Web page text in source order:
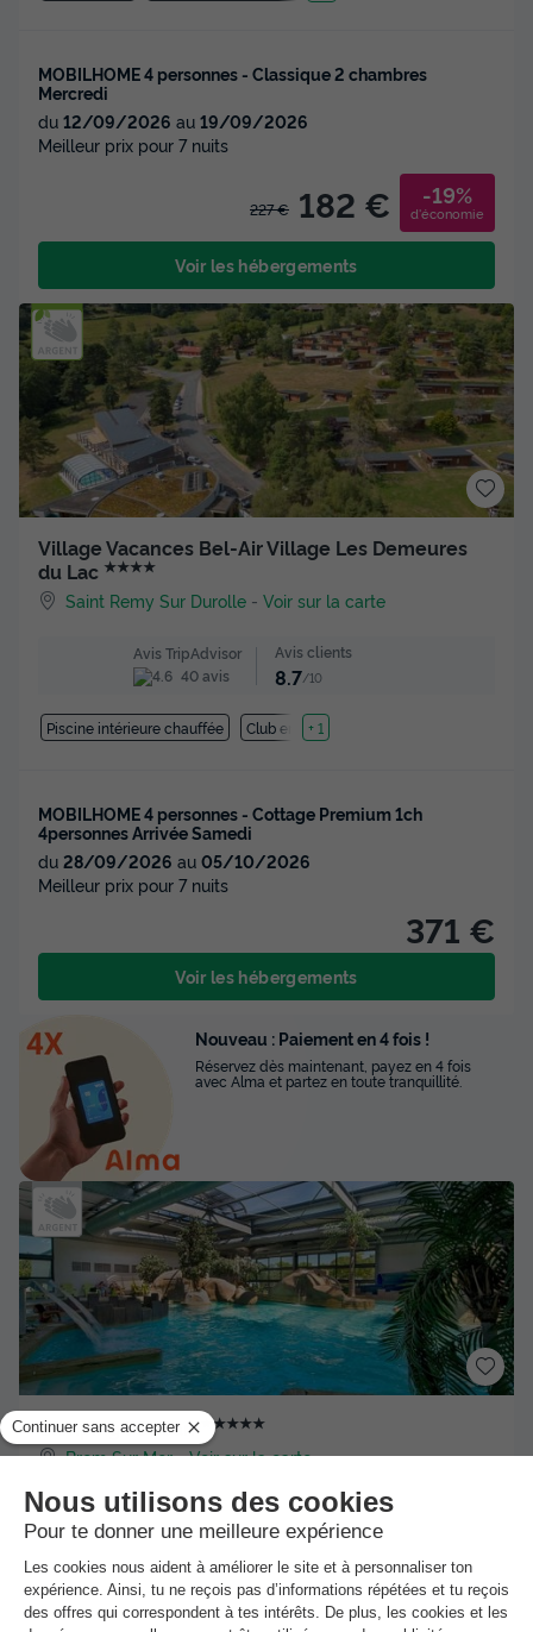
MOBILHOME 4 personnes - Classique 2 chambres
Mercredi
du 12/09/2026 au 19/09/2026
Meilleur prix pour 7 nuits
227 € 182 € -19%
d'économie
Voir les hébergements
Village Vacances Bel-Air Village Les Demeures
du Lac ★★★★
Saint Remy Sur Durolle -Voir sur la carte
Avis TripAdvisor
40 avis
Avis clients
8.7/10
Piscine intérieure chauffée Club enfant
+ 1
MOBILHOME 4 personnes - Cottage Premium 1ch
4personnes Arrivée Samedi
du 28/09/2026 au 05/10/2026
Meilleur prix pour 7 nuits
371 €
Voir les hébergements
Camping l'Océan ★★★★★
Brem Sur Mer -Voir sur la carte
Avis TripAdvisor
1751 avis
Avis clients
8.6/10
Wifi payant Bord de mer
+ 8
Nouveau : Paiement en 4 fois !
Réservez dès maintenant, payez en 4 fois
avec Alma et partez en toute tranquillité.